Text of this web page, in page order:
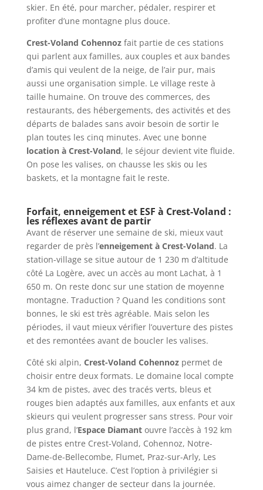
skier. En été, pour marcher, pédaler, respirer et
profiter d’une montagne plus douce.
Crest-Voland Cohennozfait partie de ces stations
qui parlent aux familles, aux couples et aux bandes
d’amis qui veulent de la neige, de l’air pur, mais
aussi une organisation simple. Le village reste à
taille humaine. On trouve des commerces, des
restaurants, des hébergements, des activités et des
départs de balades sans avoir besoin de sortir le
plan toutes les cinq minutes. Avec une bonne
location à Crest-Voland, le séjour devient vite fluide.
On pose les valises, on chausse les skis ou les
baskets, et la montagne fait le reste.
Forfait, enneigement et ESF à Crest-Voland :
les réflexes avant de partir
Avant de réserver une semaine de ski, mieux vaut
regarder de près l’enneigement à Crest-Voland. La
station-village se situe autour de 1 230 m d’altitude
côté La Logère, avec un accès au mont Lachat, à 1
650 m. On reste donc sur une station de moyenne
montagne. Traduction ? Quand les conditions sont
bonnes, le ski est très agréable. Mais selon les
périodes, il vaut mieux vérifier l’ouverture des pistes
et des remontées avant de boucler les valises.
Côté ski alpin, Crest-Voland Cohennozpermet de
choisir entre deux formats. Le domaine local compte
34 km de pistes, avec des tracés verts, bleus et
rouges bien adaptés aux familles, aux enfants et aux
skieurs qui veulent progresser sans stress. Pour voir
plus grand, l’Espace Diamantouvre l’accès à 192 km
de pistes entre Crest-Voland, Cohennoz, Notre-
Dame-de-Bellecombe, Flumet, Praz-sur-Arly, Les
Saisies et Hauteluce. C’est l’option à privilégier si
vous aimez changer de secteur dans la journée.